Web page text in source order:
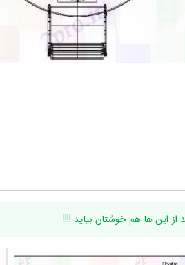
از این ها هم خوشتان بیاید !!!!